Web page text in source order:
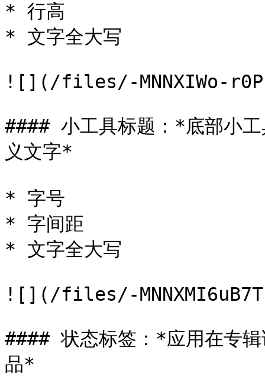
* 行高
* 文字全大写
![](/files/-MNNXIWo-
#### 小工具标题：*底部小工
义文字*
* 字号
* 字间距
* 文字全大写
![](/files/-
#### 状态标签：*应用在专辑
品*